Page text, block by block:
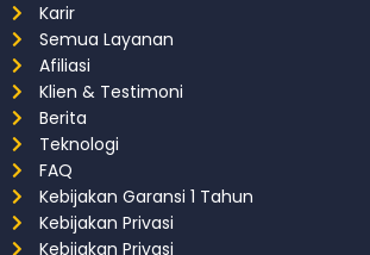
Karir
Semua Layanan
Afiliasi
Klien & Testimoni
Berita
Teknologi
FAQ
Kebijakan Garansi 1 Tahun
Kebijakan Privasi
Kebijakan Privasi